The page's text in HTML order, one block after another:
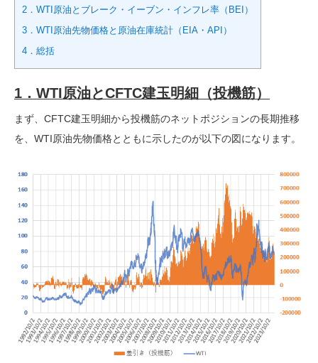
2．WTI原油とブレーク・イーブン・インフレ率（BEI）
3．WTI原油先物価格と原油在庫統計（EIA・API）
4．総括
1．WTI原油とCFTC建玉明細（投機筋）
まず、CFTC建玉明細から投機筋のネットポジションの長期推移
を、WTI原油先物価格とともに示したのが以下の図になります。